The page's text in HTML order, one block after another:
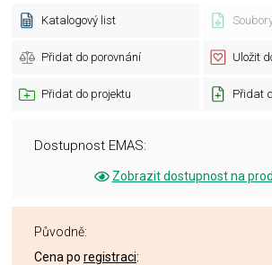
Katalogový list
Přidat do porovnání Uložit
Přidat do projektu Přidat
Dostupnost EMAS:
Zobrazit dostupnost na
Původně:
Cena po registraci: